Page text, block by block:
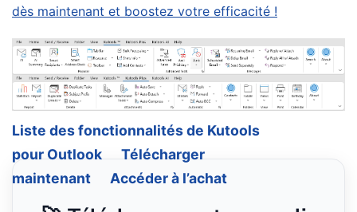
dès maintenant et boostez votre efficacité !
Liste des fonctionnalités de Kutools
pour Outlook
Télécharger
maintenant
Accéder à l’achat